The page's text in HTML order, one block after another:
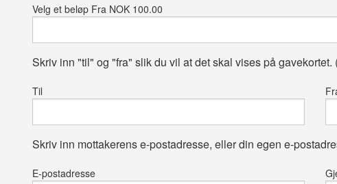
Velg et beløp Fra NOK 100.00
Skriv inn "til" og "fra" slik du vil at det skal vises på gavekortet.
Til
Skriv inn mottakerens e-postadresse, eller din egen e-
E-postadresse